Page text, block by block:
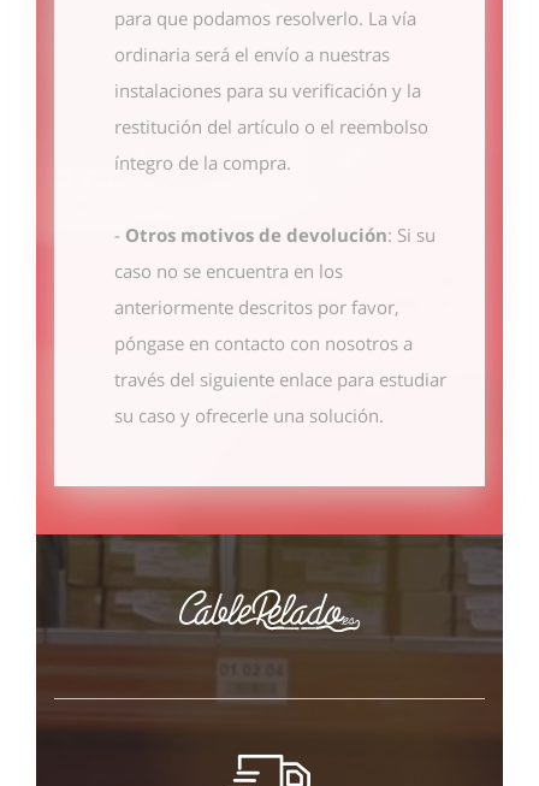
para que podamos resolverlo. La vía
ordinaria será el envío a nuestras
instalaciones para su verificación y la
restitución del artículo o el reembolso
íntegro de la compra.
- Otros motivos de devolución: Si su
caso no se encuentra en los
anteriormente descritos por favor,
póngase en contacto con nosotros a
través del siguiente enlace para estudiar
su caso y ofrecerle una solución.